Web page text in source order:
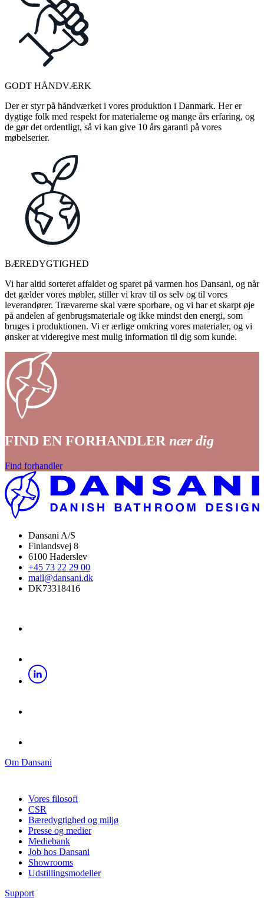
GODT HÅNDVÆRK
Der er styr på håndværket i vores produktion i Danmark. Her er
dygtige folk med respekt for materialerne og mange års erfaring, og
de gør det ordentligt, så vi kan give 10 års garanti på vores
møbelserier.
BÆREDYGTIGHED
Vi har altid sorteret affaldet og sparet på varmen hos Dansani, og når
det gælder vores møbler, stiller vi krav til os selv og til vores
leverandører. Trævarerne skal være sporbare, og vi har et skarpt øje
på andelen af genbrugsmateriale og ikke mindst den energi, som
bruges i produktionen. Vi er ærlige omkring vores materialer, og vi
ønsker at videregive mest mulig information til dig som kunde.
FIND EN FORHANDLER nær dig
Find forhandler
Dansani A/S
Finlandsvej 8
6100 Haderslev
+45 73 22 29 00
mail@dansani.dk
DK73318416
Om Dansani
Vores filosofi
CSR
Bæredygtighed og miljø
Presse og medier
Mediebank
Job hos Dansani
Showrooms
Udstillingsmodeller
Support